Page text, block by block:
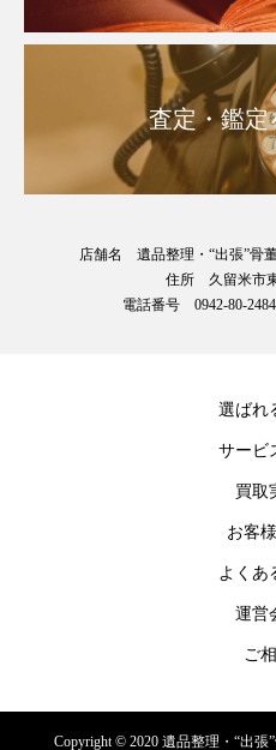
査定・鑑定
店舗名 遺品整理・“出張”骨
住所 久留米市
電話番号 0942-80-
選ばれ
サービ
買取
お客
よくあ
運営
ご
Copyright © 2020 遺品整理・“出張